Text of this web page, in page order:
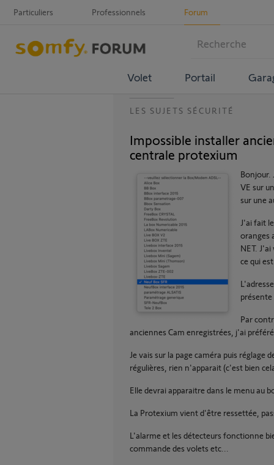
Particuliers Professionnels Forum
Volet Portail
LES SUJETS SÉCURITÉ
Impossible installer
centrale protexium
Bonjour.
VE sur
sur une
J'ai fait
oranges
NET.
ce qui
présente
Par
anciennes Cam enregistrées, j'ai
Je vais sur la page caméra puis réglage
régulières, rien n'apparait (c'est bien
Elle devrai apparaitre dans le menu au
La Protexium vient d'être ressettée,
L'alarme et les détecteurs fonctionne
commande des volets etc...